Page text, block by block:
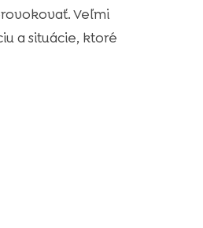
Veľmi
a situácie, ktoré